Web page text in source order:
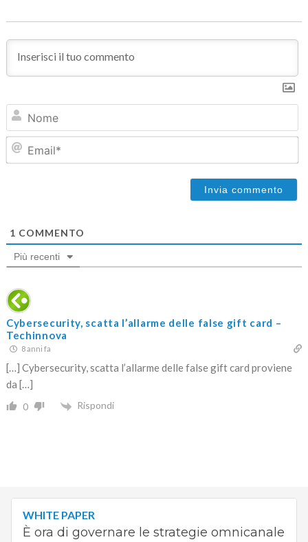
1 COMMENTO
Più recenti
Cybersecurity, scatta l’allarme delle false gift card –
Techinnova
8 anni fa
[…] Cybersecurity, scatta l’allarme delle false gift card proviene
da […]
0 Rispondi
WHITE PAPER
È ora di governare le strategie omnicanale